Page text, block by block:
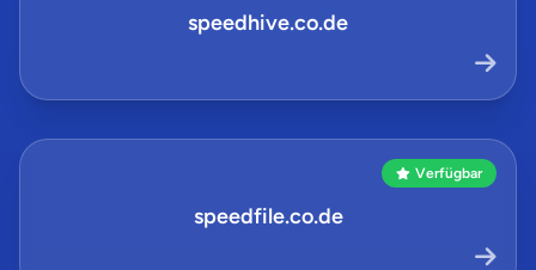
speedhive.co.de
Verfügbar
speedfile.co.de